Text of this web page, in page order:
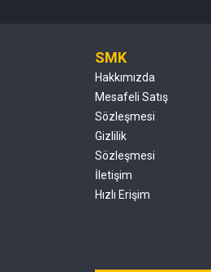
SMK
Hakkımızda
Mesafeli Satış
Sözleşmesi
Gizlilik
Sözleşmesi
İletişim
Hızlı Erişim